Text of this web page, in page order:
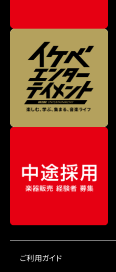
ご利用ガイド